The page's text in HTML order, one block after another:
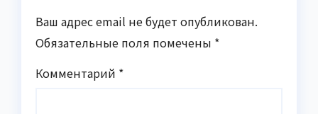
Ваш адрес email не будет опубликован.
Обязательные поля помечены *
Комментарий *